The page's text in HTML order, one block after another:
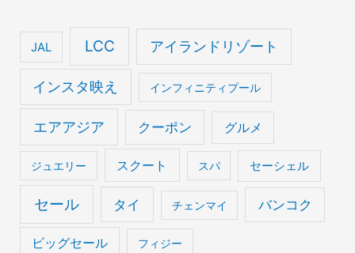
JAL LCC アイランドリゾート
インスタ映え インフィニティプール
エアアジア クーポン グルメ
ジュエリー スクート スパ セーシェル
セール タイ チェンマイ バンコク
ビッグセール フィジー